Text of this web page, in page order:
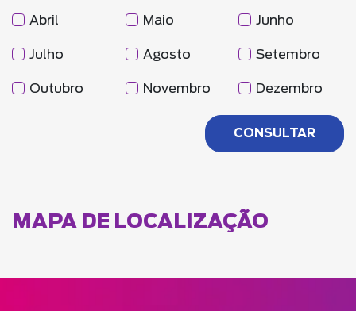
Abril Maio Junho
Julho Agosto Setembro
Outubro Novembro Dezembro
MAPA DE LOCALIZAÇÃO